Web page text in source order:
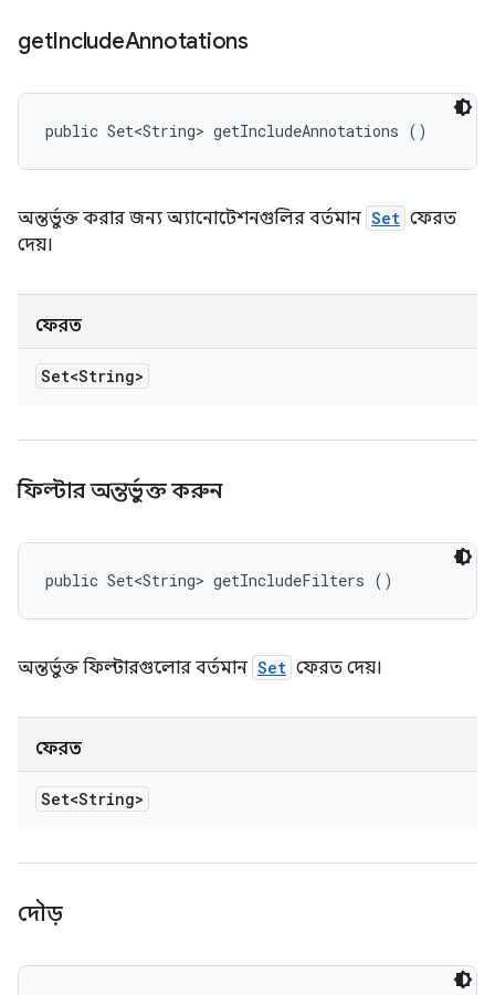
getIncludeAnnotations
public Set<String> getIncludeAnnotations ()
অন্তর্ভুক্ত করার জন্য অ্যানোটেশনগুলির বর্তমান Set ফেরত
দেয়।
ফেরত
Set<String>
ফিল্টার অন্তর্ভুক্ত করুন
public Set<String> getIncludeFilters ()
অন্তর্ভুক্ত ফিল্টারগুলোর বর্তমান Set ফেরত দেয়।
ফেরত
Set<String>
দৌড়